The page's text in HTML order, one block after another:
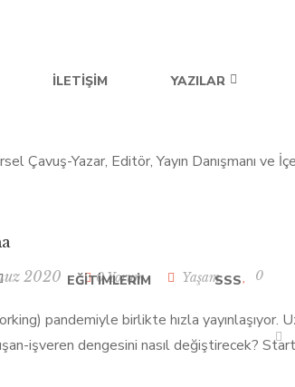
İLETIŞIM YAZILAR
EĞITIMLERIM SSS
2020 0 Yorum Yaşam 0
pandemiyle birlikte hızla yayınlaşıyor.
işveren dengesini nasıl değiştirecek?